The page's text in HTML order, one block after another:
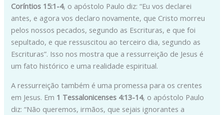
Coríntios 15:1-4, o apóstolo Paulo diz: “Eu vos declarei
antes, e agora vos declaro novamente, que Cristo morreu
pelos nossos pecados, segundo as Escrituras, e que foi
sepultado, e que ressuscitou ao terceiro dia, segundo as
Escrituras”. Isso nos mostra que a ressurreição de Jesus é
um fato histórico e uma realidade espiritual.
A ressurreição também é uma promessa para os crentes
em Jesus. Em 1 Tessalonicenses 4:13-14, o apóstolo Paulo
diz: “Não queremos, irmãos, que sejais ignorantes a